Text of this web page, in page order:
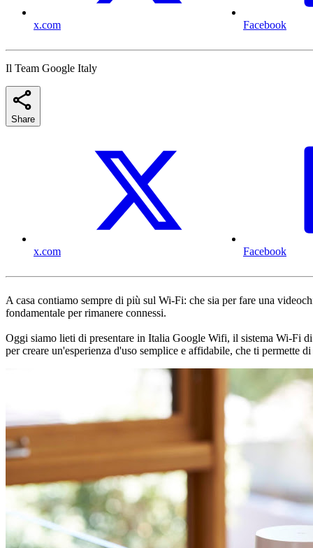
x.com Facebook
Il Team Google Italy
Share
x.com Facebook
A casa contiamo sempre di più sul Wi-Fi: che sia per fare una
fondamentale per rimanere connessi.
Oggi siamo lieti di presentare in Italia Google Wifi, il sistema Wi-Fi
per creare un'esperienza d'uso semplice e affidabile, che ti permette